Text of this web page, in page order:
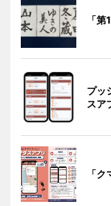
「
プッ
スア
「